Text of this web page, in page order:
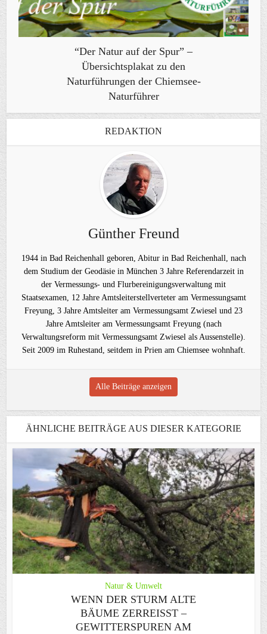
“Der Natur auf der Spur” –
Übersichtsplakat zu den
Naturführungen der Chiemsee-
Naturführer
REDAKTION
Günther Freund
1944 in Bad Reichenhall geboren, Abitur in Bad Reichenhall, nach
dem Studium der Geodäsie in München 3 Jahre Referendarzeit in
der Vermessungs- und Flurbereinigungsverwaltung mit
Staatsexamen, 12 Jahre Amtsleiterstellverteter am Vermessungsamt
Freyung, 3 Jahre Amtsleiter am Vermessungsamt Zwiesel und 23
Jahre Amtsleiter am Vermessungsamt Freyung (nach
Verwaltungsreform mit Vermessungsamt Zwiesel als Aussenstelle).
Seit 2009 im Ruhestand, seitdem in Prien am Chiemsee wohnhaft.
Alle Beiträge anzeigen
ÄHNLICHE BEITRÄGE AUS DIESER KATEGORIE
Natur & Umwelt
WENN DER STURM ALTE
BÄUME ZERREISST – G
EWITTERSPUREN AM S